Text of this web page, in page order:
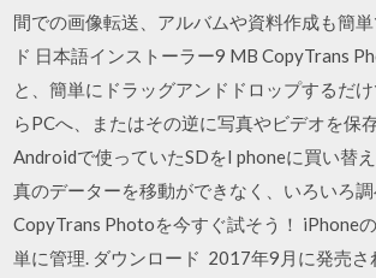
間での画像転送、アルバムや資料作成も簡
ド 日本語インストーラー9 MB CopyTrans
と、簡単にドラッグアンドドロップするだ
らPCへ、またはその逆に写真やビデオを保
Androidで使っていたSDをI phoneに買い替
真のデーターを移動ができなく、いろいろ
CopyTrans Photoを今すぐ試そう！ iPhone
単に管理. ダウンロード 2017年9月に発売さ